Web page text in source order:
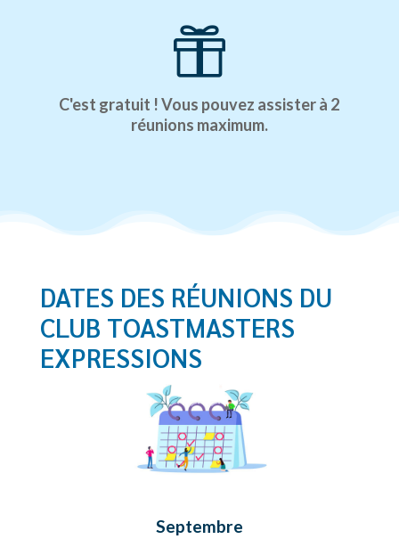

C'est gratuit ! Vous pouvez assister à 2
réunions maximum.
DATES DES RÉUNIONS DU
CLUB TOASTMASTERS
EXPRESSIONS
Septembre